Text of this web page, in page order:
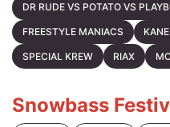
DR RUDE VS POTATO VS
FREESTYLE MANIACS
SPECIAL KREW RIAX
Snowbass